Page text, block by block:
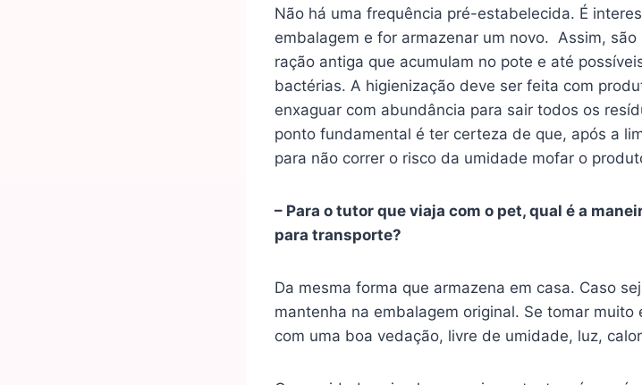
Não há uma frequência pré-estabelecida. É
embalagem e for armazenar um novo. Assim,
ração antiga que acumulam no pote e até
bactérias. A higienização deve ser feita com
enxaguar com abundância para sair todos os
ponto fundamental é ter certeza de que, após a
para não correr o risco da umidade mofar o
– Para o tutor que viaja com o pet, qual é a
para transporte?
Da mesma forma que armazena em casa. Caso
mantenha na embalagem original. Se tomar
com uma boa vedação, livre de umidade, luz,